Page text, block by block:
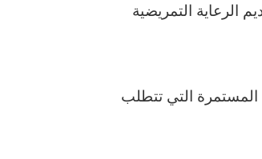
الرعاية التمريضية
المستمرة التي تتطلب